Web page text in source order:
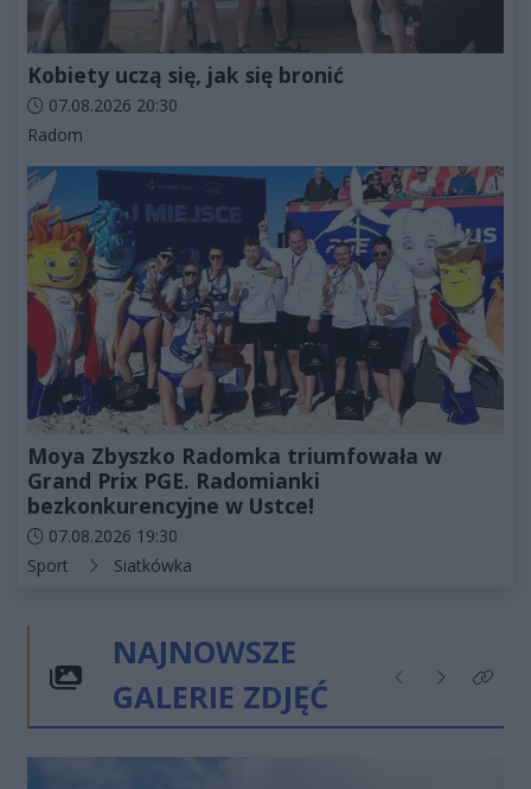
Kobiety uczą się, jak się bronić
Data dodania artykułu:
07.08.2026 20:30
Kategorie artykułu:
Radom
Moya Zbyszko Radomka triumfowała w
Grand Prix PGE. Radomianki
bezkonkurencyjne w Ustce!
Data dodania artykułu:
07.08.2026 19:30
Kategorie artykułu:
Sport Siatkówka
NAJNOWSZE
GALERIE ZDJĘĆ
Poprzednie
NastępneKliknij